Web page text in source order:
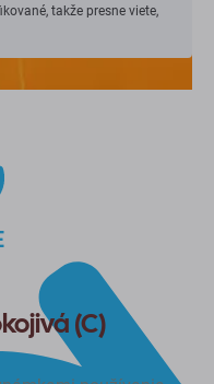
takže presne viete,
(C)